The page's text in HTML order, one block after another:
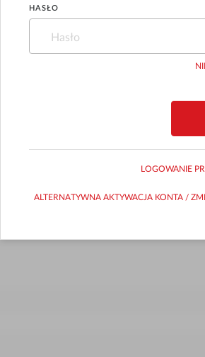
LOGOWANIE
ALTERNATYWNA AKTYWACJA KONTA /
HASŁO